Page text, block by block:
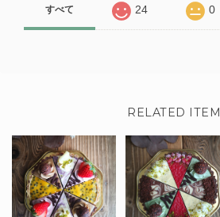
すべて 24 0
RELATED